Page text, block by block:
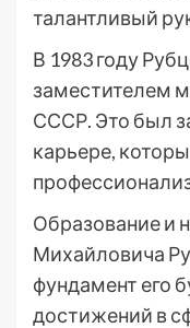
талантливый
В 1983 году
заместителем
СССР. Это был
карьере,
Образование и
Михайловича
фундамент его
достижений в